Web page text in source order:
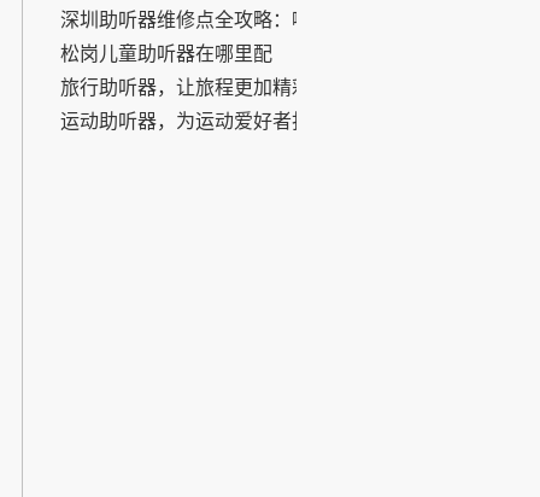
境
深圳助听器维修点全攻略：哪里
修？怎么修？看这篇就够了！
松岗儿童助听器在哪里配
旅行助听器，让旅程更加精彩
运动助听器，为运动爱好者打造